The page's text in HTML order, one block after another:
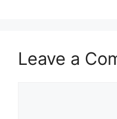
Leave a